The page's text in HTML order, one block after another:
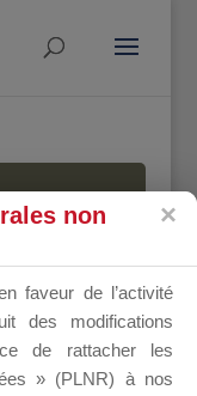
non
faveur de l’activité
des modifications
de rattacher les
» (PLNR) à nos